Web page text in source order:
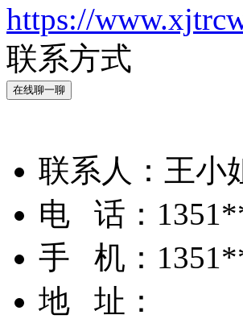
https://
联系方式
在线聊一聊
联系人： 王小
电 话：
手 机：
地 址：